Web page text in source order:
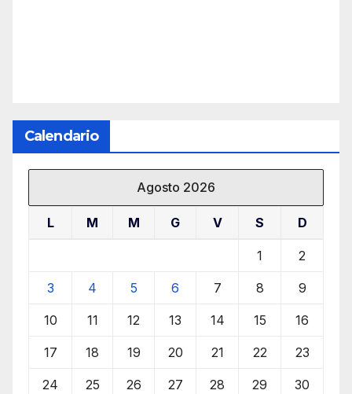
Calendario
Agosto 2026
L M M G V S D
1 2
3 4 5 6 7 8 9
10 11 12 13 14 15 16
17 18 19 20 21 22 23
24 25 26 27 28 29 30